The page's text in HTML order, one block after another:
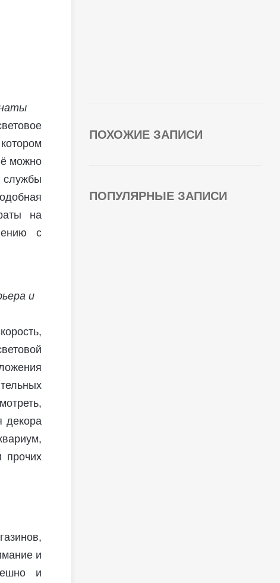
можно
службы
на
с
и
декора
прочих
и
и
ПОХОЖИЕ ЗАПИСИ
ПОПУЛЯРНЫЕ ЗАПИСИ